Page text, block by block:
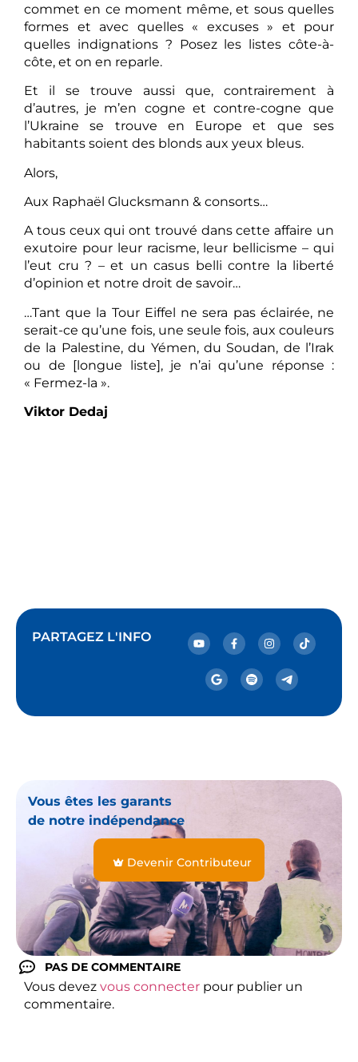
commet en ce moment même, et sous quelles
formes et avec quelles « excuses » et pour
quelles indignations ? Posez les listes côte-à-
côte, et on en reparle.
Et il se trouve aussi que, contrairement à
d’autres, je m’en cogne et contre-cogne que
l’Ukraine se trouve en Europe et que ses
habitants soient des blonds aux yeux bleus.
Alors,
Aux Raphaël Glucksmann & consorts…
A tous ceux qui ont trouvé dans cette affaire un
exutoire pour leur racisme, leur bellicisme – qui
l’eut cru ? – et un casus belli contre la liberté
d’opinion et notre droit de savoir…
…Tant que la Tour Eiffel ne sera pas éclairée, ne
serait-ce qu’une fois, une seule fois, aux couleurs
de la Palestine, du Yémen, du Soudan, de l’Irak
ou de [longue liste], je n’ai qu’une réponse :
« Fermez-la ».
Viktor Dedaj
PARTAGEZ L'INFO
Vous êtes les garants
de notre indépendance
Devenir Contributeur
PAS DE COMMENTAIRE
Vous devez vous connecter pour publier un
commentaire.